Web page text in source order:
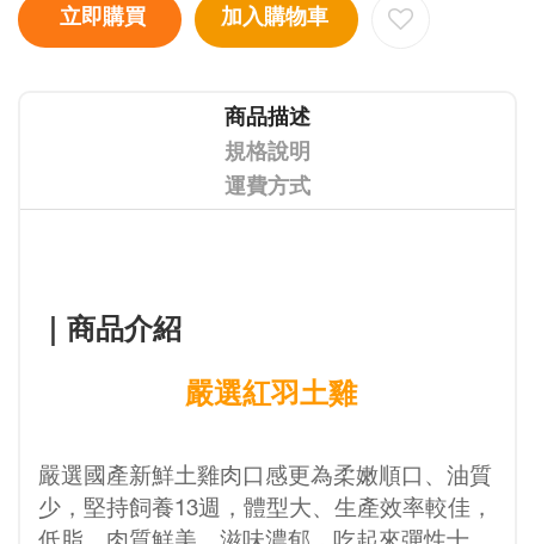
立即購買 加入購物車
商品描述
規格說明
運費方式
商品介紹
嚴選紅羽土雞
嚴選國產新鮮土雞肉口感更為柔嫩順口、油質
少，堅持飼養13週，體型大、生產效率較佳，